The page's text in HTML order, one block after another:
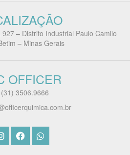
– Distrito Industrial Paulo Camilo
– Minas Gerais
OFFICER
(31) 3506.9666